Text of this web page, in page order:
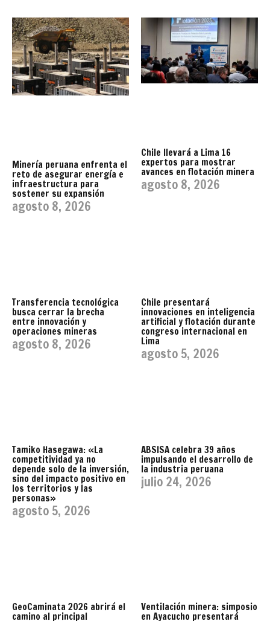
Minería peruana enfrenta el
reto de asegurar energía e
infraestructura para
sostener su expansión
agosto 8, 2026
Chile llevará a Lima 16
expertos para mostrar
avances en flotación minera
agosto 8, 2026
Transferencia tecnológica
busca cerrar la brecha
entre innovación y
operaciones mineras
agosto 8, 2026
Chile presentará
innovaciones en inteligencia
artificial y flotación durante
congreso internacional en
Lima
agosto 5, 2026
Tamiko Hasegawa: «La
competitividad ya no
depende solo de la inversión,
sino del impacto positivo en
los territorios y las
personas»
agosto 5, 2026
ABSISA celebra 39 años
impulsando el desarrollo de
la industria peruana
julio 24, 2026
GeoCaminata 2026 abrirá el
camino al principal
Ventilación minera: simposio
en Ayacucho presentará